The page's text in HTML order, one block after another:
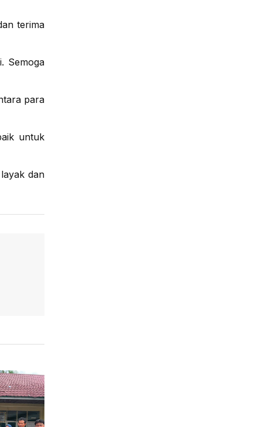
terima
Semoga
para
untuk
dan